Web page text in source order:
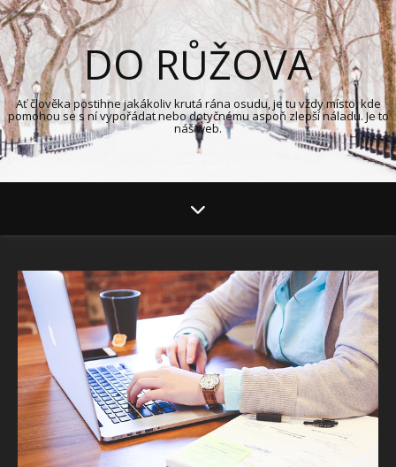
DO RŮŽOVA
Ať člověka postihne jakákoliv krutá rána osudu, je tu vždy místo, kde
pomohou se s ní vypořádat nebo dotyčnému aspoň zlepší náladu. Je to
náš web.